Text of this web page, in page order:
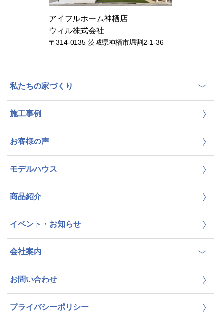
アイフルホーム神栖店
ウィル株式会社
〒314-0135 茨城県神栖市堀割2-1-36
私たちの家づくり
施工事例
お客様の声
モデルハウス
商品紹介
イベント・お知らせ
会社案内
お問い合わせ
プライバシーポリシー